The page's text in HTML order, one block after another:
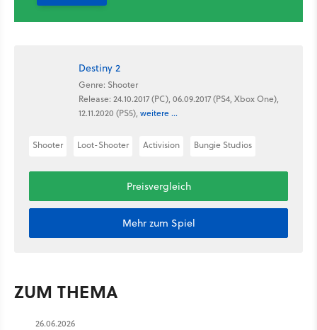
Destiny 2
Genre: Shooter
Release: 24.10.2017 (PC), 06.09.2017 (PS4, Xbox One),
12.11.2020 (PS5), weitere ...
Shooter Loot-Shooter Activision Bungie Studios
Preisvergleich
Mehr zum Spiel
ZUM THEMA
26.06.2026